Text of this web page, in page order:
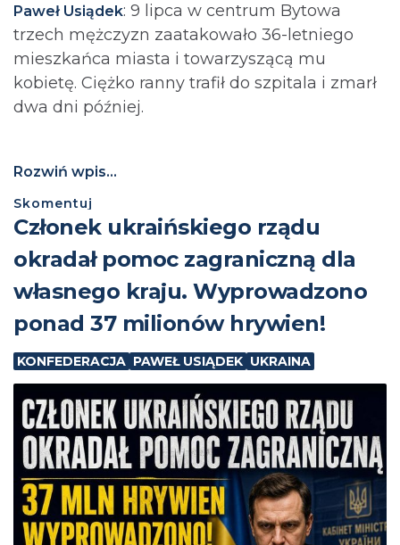
Paweł Usiądek: 9 lipca w centrum Bytowa
trzech mężczyzn zaatakowało 36-letniego
mieszkańca miasta i towarzyszącą mu
kobietę. Ciężko ranny trafił do szpitala i zmarł
dwa dni później.
Rozwiń wpis...
Skomentuj
Członek ukraińskiego rządu
okradał pomoc zagraniczną dla
własnego kraju. Wyprowadzono
ponad 37 milionów hrywien!
KONFEDERACJA PAWEŁ USIĄDEK UKRAINA